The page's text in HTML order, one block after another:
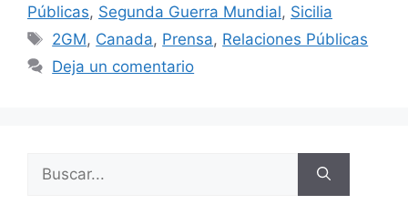
Públicas, Segunda Guerra Mundial, Sicilia
Etiquetas
2GM, Canada, Prensa, Relaciones Públicas
Deja un comentario
Buscar: